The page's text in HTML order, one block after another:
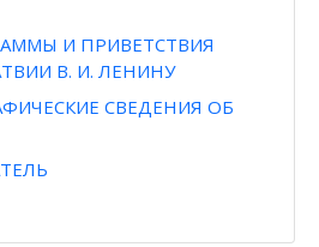
И ПРИВЕТСТВИЯ
В. И. ЛЕНИНУ
СВЕДЕНИЯ ОБ